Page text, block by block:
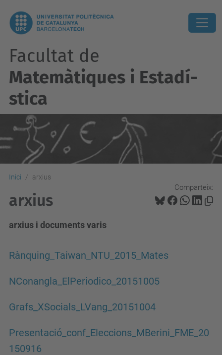
Facultat de
Matemàtiques i Estadí­
stica
Inici arxius
Comparteix:
arxius
arxius i documents varis
Rànquing_Taiwan_NTU_2015_Mates
NConangla_ElPeriodico_20151005
Grafs_XSocials_LVang_20151004
Presentació_conf_Eleccions_MBerini_FME_20
150916